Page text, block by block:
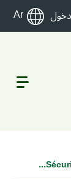
Ar